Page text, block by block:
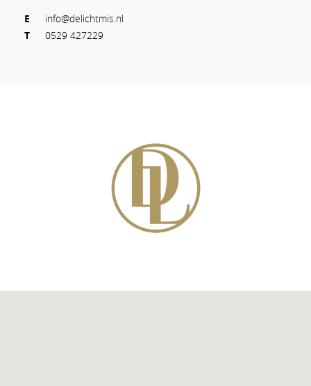
E
info@delichtmis.nl
T
0529 427229